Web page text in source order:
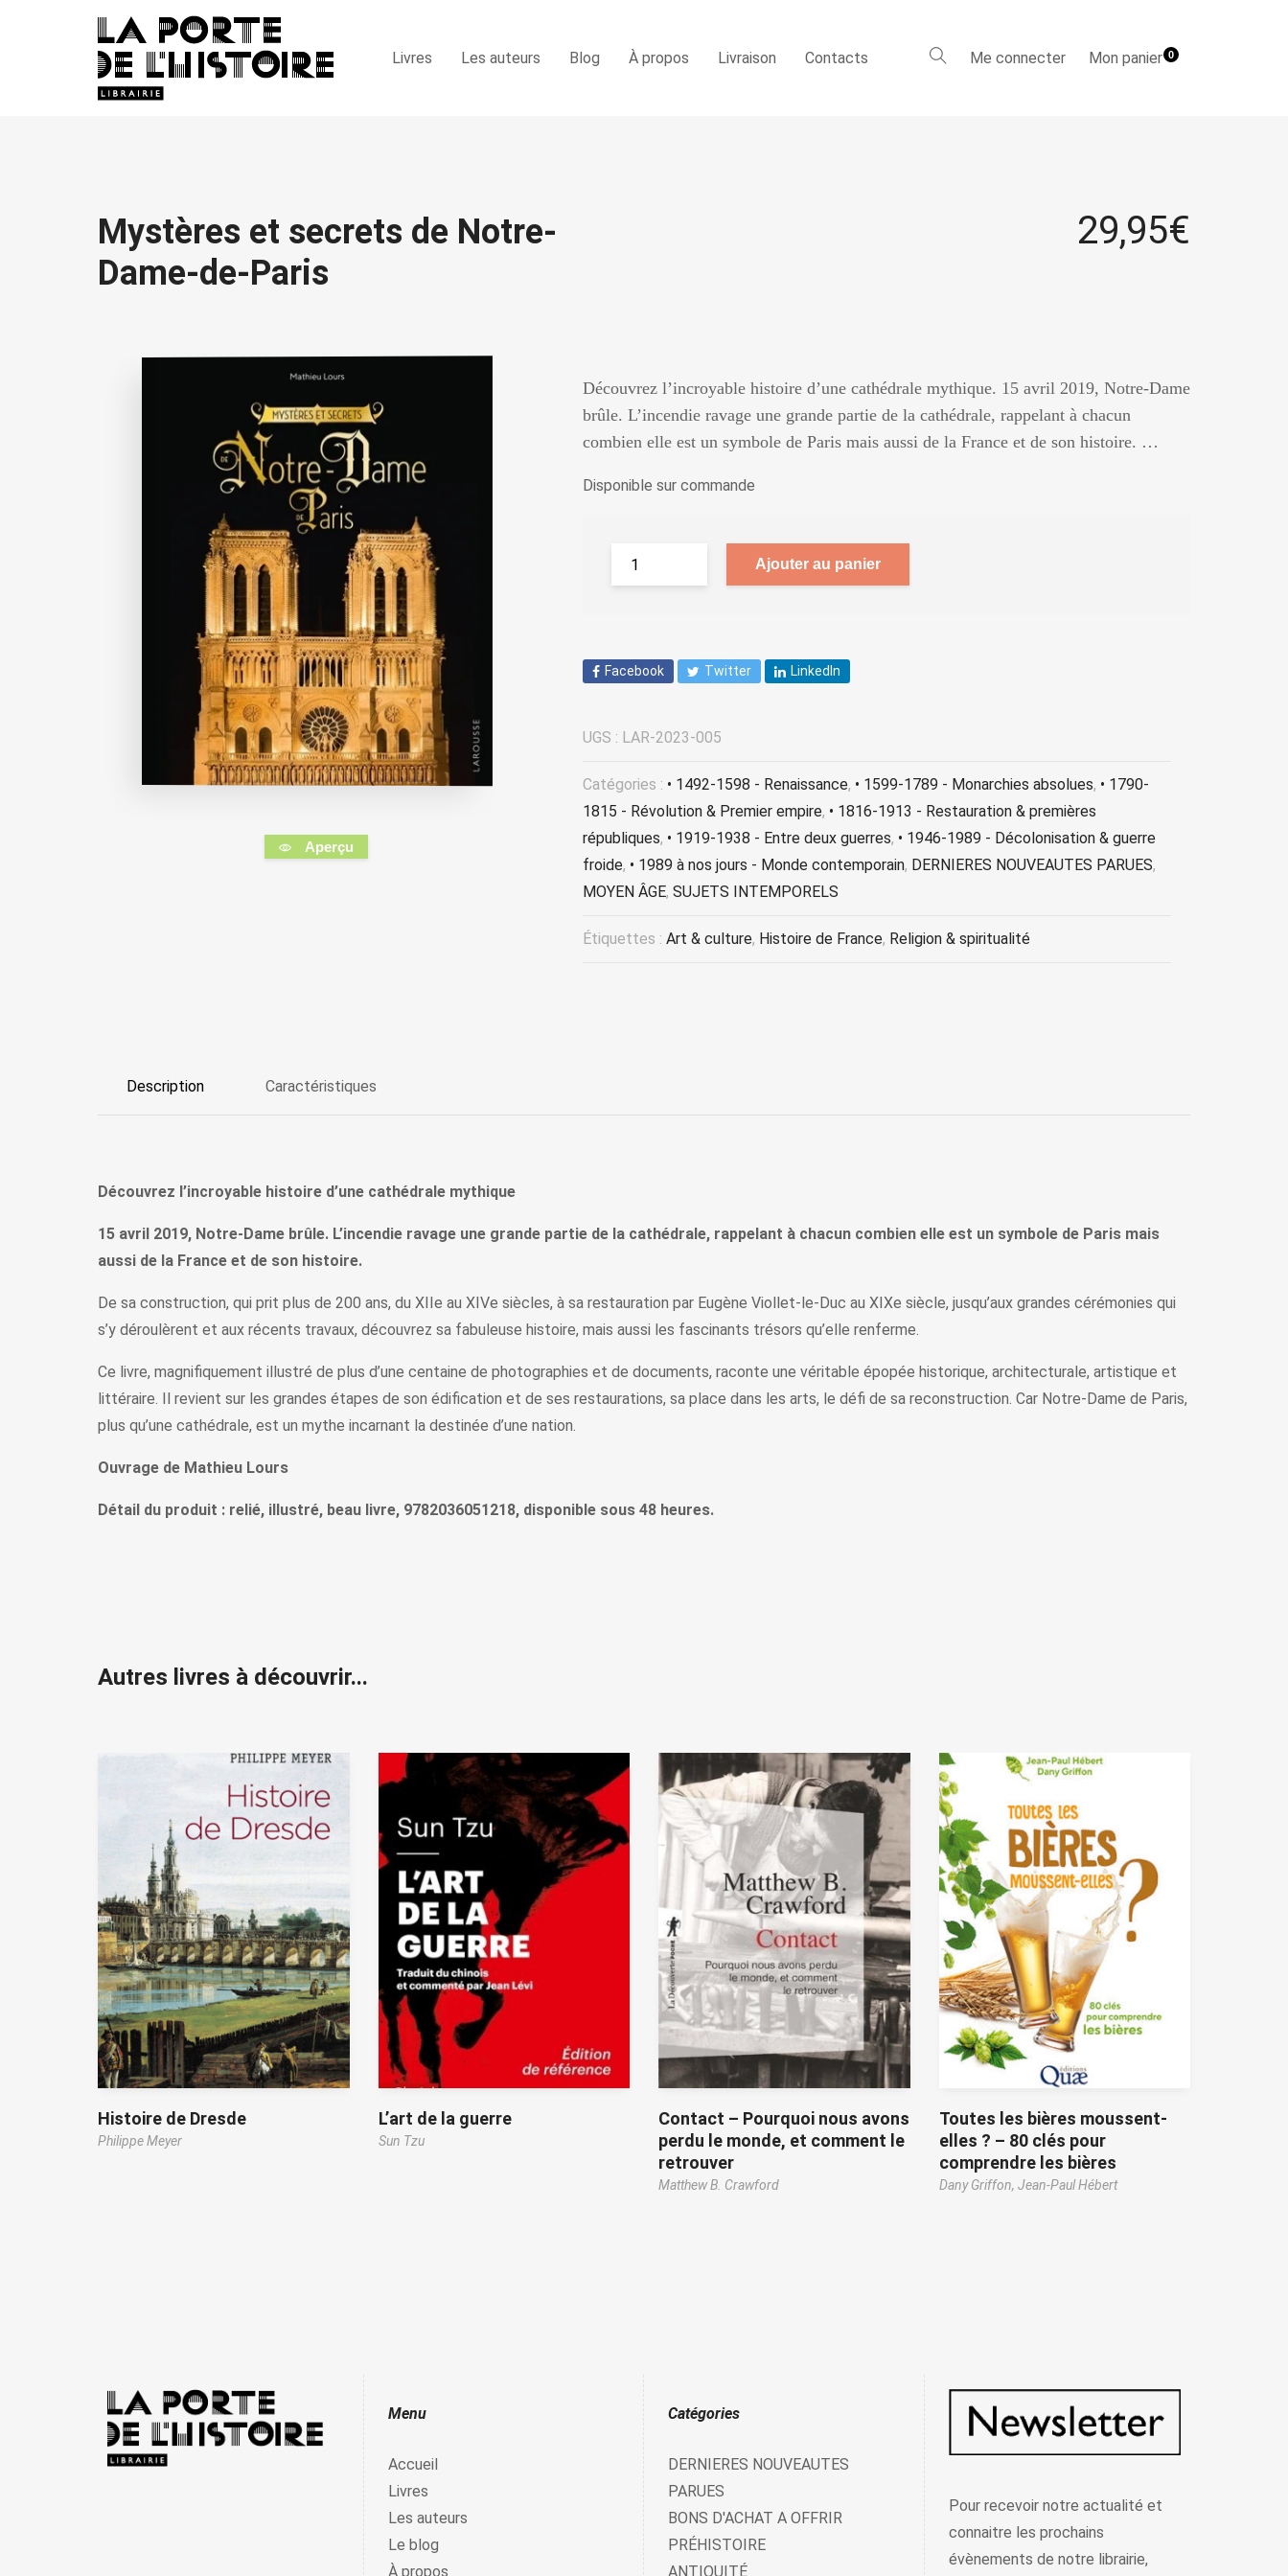
Livres Les auteurs Blog À propos Livraison Contacts Me connecter Mon panier0
Mystères et secrets de Notre-
Dame-de-Paris
29,95€
Aperçu
Découvrez l’incroyable histoire d’une cathédrale mythique. 15 avril 2019, Notre-Dame
brûle. L’incendie ravage une grande partie de la cathédrale, rappelant à chacun
combien elle est un symbole de Paris mais aussi de la France et de son histoire. …
Disponible sur commande
Ajouter au panier
Facebook Twitter LinkedIn
UGS : LAR-2023-005
Catégories : • 1492-1598 - Renaissance, • 1599-1789 - Monarchies absolues, • 1790-
1815 - Révolution & Premier empire, • 1816-1913 - Restauration & premières
républiques, • 1919-1938 - Entre deux guerres, • 1946-1989 - Décolonisation & guerre
froide, • 1989 à nos jours - Monde contemporain, DERNIERES NOUVEAUTES PARUES,
MOYEN ÂGE, SUJETS INTEMPORELS
Étiquettes : Art & culture, Histoire de France, Religion & spiritualité
Description Caractéristiques
Découvrez l’incroyable histoire d’une cathédrale mythique
15 avril 2019, Notre-Dame brûle. L’incendie ravage une grande partie de la cathédrale, rappelant à chacun combien elle est un symbole de Paris mais
aussi de la France et de son histoire.
De sa construction, qui prit plus de 200 ans, du XIIe au XIVe siècles, à sa restauration par Eugène Viollet-le-Duc au XIXe siècle, jusqu’aux grandes cérémonies qui
s’y déroulèrent et aux récents travaux, découvrez sa fabuleuse histoire, mais aussi les fascinants trésors qu’elle renferme.
Ce livre, magnifiquement illustré de plus d’une centaine de photographies et de documents, raconte une véritable épopée historique, architecturale, artistique et
littéraire. Il revient sur les grandes étapes de son édification et de ses restaurations, sa place dans les arts, le défi de sa reconstruction. Car Notre-Dame de Paris,
plus qu’une cathédrale, est un mythe incarnant la destinée d’une nation.
Ouvrage de Mathieu Lours
Détail du produit : relié, illustré, beau livre, 9782036051218, disponible sous 48 heures.
Autres livres à découvrir...
Histoire de Dresde
Philippe Meyer
L’art de la guerre
Sun Tzu
Contact – Pourquoi nous avons
perdu le monde, et comment le
retrouver
Matthew B. Crawford
Toutes les bières moussent-
elles ? – 80 clés pour
comprendre les bières
Dany Griffon, Jean-Paul Hébert
Menu
Accueil
Livres
Les auteurs
Le blog
À propos
Catégories
DERNIERES NOUVEAUTES
PARUES
BONS D'ACHAT A OFFRIR
PRÉHISTOIRE
ANTIQUITÉ
Pour recevoir notre actualité et
connaitre les prochains
évènements de notre librairie,